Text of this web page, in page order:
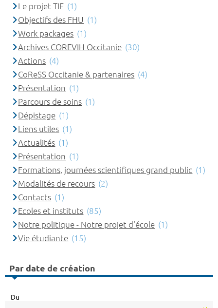
Le projet TIE (1)
Objectifs des FHU (1)
Work packages (1)
Archives COREVIH Occitanie (30)
Actions (4)
CoReSS Occitanie & partenaires (4)
Présentation (1)
Parcours de soins (1)
Dépistage (1)
Liens utiles (1)
Actualités (1)
Présentation (1)
Formations, journées scientifiques grand public (1)
Modalités de recours (2)
Contacts (1)
Ecoles et instituts (85)
Notre politique - Notre projet d'école (1)
Vie étudiante (15)
Par date de création
Du